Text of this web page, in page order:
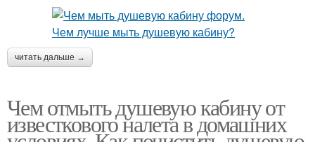
читать дальше →
Чем отмыть душевую кабину от
известкового налета в домашних